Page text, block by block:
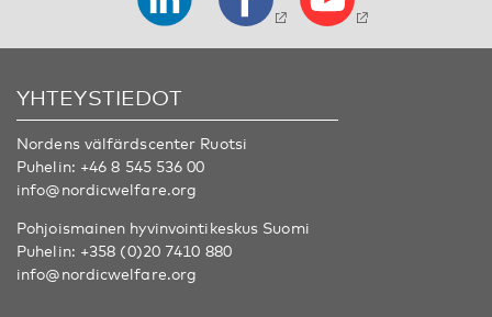
YHTEYSTIEDOT
Nordens välfärdscenter Ruotsi
Puhelin: +46 8 545 536 00
info@nordicwelfare.org
Pohjoismainen hyvinvointikeskus Suomi
Puhelin: +358 (0)20 7410 880
info@nordicwelfare.org